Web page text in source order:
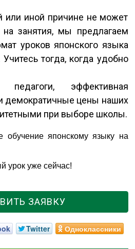
или иной причине не может
занятия, мы предлагаем
уроков японского языка
тогда, когда удобно
педагоги, эффективная
демократичные цены наших
при выборе школы.
обучение японскому языку на
урок уже сейчас!
ЗАЯВКУ
Twitter
Одноклассники